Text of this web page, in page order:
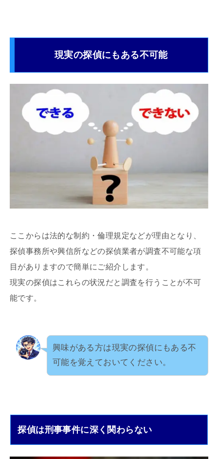
現実の探偵にもある不可能
ここからは法的な制約・倫理規定などが理由となり、
探偵事務所や興信所などの探偵業者が調査不可能な項
目がありますので簡単にご紹介します。
現実の探偵はこれらの状況だと調査を行うことが不可
能です。
興味がある方は現実の探偵にもある不
可能を覚えておいてください。
探偵は刑事事件に深く関わらない